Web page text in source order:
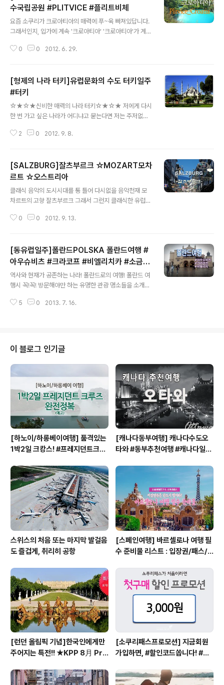
수국립공원 #PLITVICE #플리트비체
요즘 소쿠리가 크로아티아의 매력에 푸~욱 빠져있답니다.
그래서인지, 입가에 계속 '크로아티아' '크로아티아'가 계속
의 아름다운 빛깔로도 유명한 프리트비체 호수 국립공원을
리트비체호수국립공원 #PLITVICE #플리트비체 크로아
티아에는 총 8개의 국립공원이 있는데요. 그 중 규모면에
서도 유명세 면에서도 최고는 '플리트비체 호수 국립공
원'입니다. 플리트비체는 1949년 크로아티아에서 가장 먼
로 등록이 되었습니다. 에메랄드 빛으로 찬란하게 빛나는
0 0 2012. 6. 29.
[형제의 나라 터키]유럽문화의 수도 터키일주
#터키
☆★☆★신비한 매력의 나라 터키☆★☆★ 저에게 다시
한 번 가고 싶은 나라가 어디냐고 묻는다면 저는 주저없이
그런 신비한 매력이 정말 넘치는 곳인거 같아요. 오늘은 그
소개해드릴께요.^^ #1. 이스탄불(Istanbul) 동서양의 조화
가 있는 곳을 말한다면 바로 이 곳을 말하는 것이죠.^^ 정말
다리 하나를 사이에 두고 한쪽은 아시아의 느낌이 한 쪽은
유럽의 느낌이 강한 그런 곳이죠. 또한 블루 모스크와 성소
피아 성당은 너무나 유명해서 관광객의 발걸음이 끊이지
않는 곳이기도 하죠. 이스탄불에서 보는 야경 또한 아주 끝
2 0 2012. 9. 8.
[SALZBURG]잘츠부르크 ☆MOZART모차
르트 ☆오스트리아
클래식 음악의 도시시대를 통 틀어 다시없을 음악천재 모
차르트의 고향 잘츠부르크 그래서 그런지 클래식한 유럽을
리아그 중에서도 천재음악가 모차르트의 모든것을 제대로
볼프강 아마데우스 모차르트 알프스를 끼고 있어, 경치까
지 빼어난 잘츠부르크!! 세계적인 음악제인 잘츠부르크 음
악제를 비롯, 매년 4000여개의 문화 공연 이벤트가 열리
는 문화의 도시, 예술의 도시 잘츠부르크!!!! -사진출처 : 잘
다운 도시다'-막스 라인하르트
0 0 2012. 9. 13.
[동유럽일주]폴란드POLSKA 폴란드여행 #
아우슈비츠 #크라코프 #비엘리치카 #소금광
산 #POLAND
역사와 현재가 공존하는 나라! 폴란드로의 여행! 폴란드 여
행시 꼭!꼭! 방문해야만 하는 유명한 관광 명소들을 소개해
우슈비츠 #크라코프 #비엘리치카 #소금광산 #POLAND
트’ ‘쉰들리스트’ ‘인생은 아름다워’ 영화의 배경이 된 유대
인 학살이 실제로 일어난 곳입니다. 아우슈비츠 수용소 모
습 폴란드 영토에서 보면 아우슈비츠-비르케나우 수용소
는 폴란드 남부에 위치하고 있는데요. 독일과도 비교적으
로 가깝고 헝가리, 체코와도 멀지 않은 지역으로, 중부 유럽
의 중심이라고 할 수 있어, 유럽..
5 0 2013. 7. 16.
이 블로그 인기글
[하노이/하롱베이여행] 품격있는
1박2일 크캉스! #프레지던트크루
[캐나다동부여행] 캐나다수도오
타와 #동부추천여행 #캐나다일주
A
스위스의 처음 또는 마지막 발걸음
도 즐겁게, 취리히 공항
[스페인여행] 바르셀로나 여행 필
수 준비물 리스트 : 입장권/패스/
[런던 올림픽 기념]한국인에게만
주어지는 특전!! ★KPP 8月 Pro
[소쿠리패스프로모션] 지금회원
가입하면, #할인코드쏩니다! #소
인